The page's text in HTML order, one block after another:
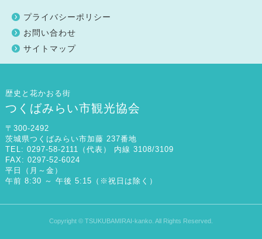
プライバシーポリシー
お問い合わせ
サイトマップ
歴史と花かおる街
つくばみらい市観光協会
〒300-2492
茨城県つくばみらい市加藤 237番地
TEL: 0297-58-2111（代表） 内線 3108/3109
FAX: 0297-52-6024
平日（月～金）
午前 8:30 ～ 午後 5:15（※祝日は除く）
Copyright © TSUKUBAMIRAI-kanko. All Rights Reserved.